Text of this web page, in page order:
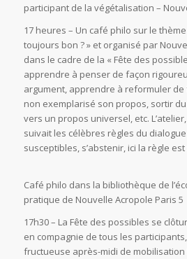
participant de la végétalisation –
17 heures – Un café philo sur le
toujours bon ? » et organisé par
dans le cadre de la « Fête des
apprendre à penser de façon
argument, apprendre à reformuler
non exemplarisé son propos, sortir
vers un propos universel, etc.
suivait les célèbres règles du
susceptibles, s’abstenir, ici la règle
Café philo dans la bibliothèque de
pratique de Nouvelle Acropole Paris 5
17h30 – La Fête des possibles se
en compagnie de tous les
fructueuse après-midi de mobilisation